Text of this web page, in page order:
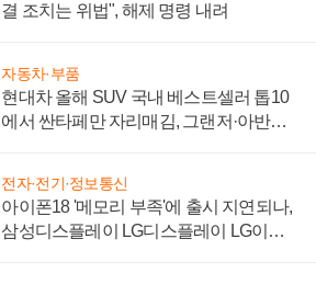
결 조치는 위법", 해제 명령 내려
자동차·부품
현대차 올해 SUV 국내 베스트셀러 톱10
에서 싼타페만 자리매김, 그랜저·아반떼
전자·전기·정보통신
아이폰18 '메모리 부족'에 출시 지연되나,
삼성디스플레이 LG디스플레이 LG이노